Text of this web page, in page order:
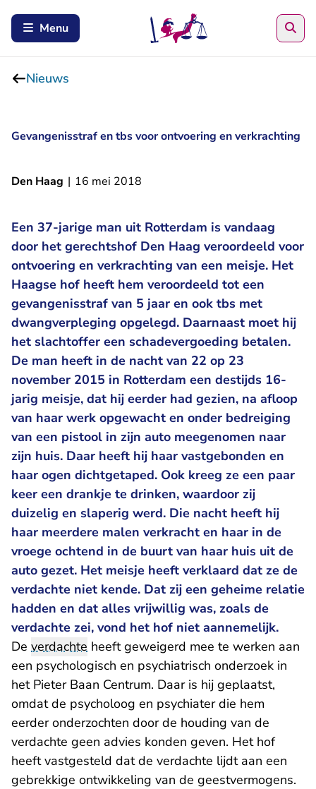
Menu
Nieuws
Gevangenisstraf en tbs voor ontvoering en verkrachting
Den Haag | 16 mei 2018
Een 37-jarige man uit Rotterdam is vandaag
door het gerechtshof Den Haag veroordeeld voor
ontvoering en verkrachting van een meisje. Het
Haagse hof heeft hem veroordeeld tot een
gevangenisstraf van 5 jaar en ook tbs met
dwangverpleging opgelegd. Daarnaast moet hij
het slachtoffer een schadevergoeding betalen.
De man heeft in de nacht van 22 op 23
november 2015 in Rotterdam een destijds 16-
jarig meisje, dat hij eerder had gezien, na afloop
van haar werk opgewacht en onder bedreiging
van een pistool in zijn auto meegenomen naar
zijn huis. Daar heeft hij haar vastgebonden en
haar ogen dichtgetaped. Ook kreeg ze een paar
keer een drankje te drinken, waardoor zij
duizelig en slaperig werd. Die nacht heeft hij
haar meerdere malen verkracht en haar in de
vroege ochtend in de buurt van haar huis uit de
auto gezet. Het meisje heeft verklaard dat ze de
verdachte niet kende. Dat zij een geheime relatie
hadden en dat alles vrijwillig was, zoals de
verdachte zei, vond het hof niet aannemelijk.
De verdachte heeft geweigerd mee te werken aan
een psychologisch en psychiatrisch onderzoek in
het Pieter Baan Centrum. Daar is hij geplaatst,
omdat de psycholoog en psychiater die hem
eerder onderzochten door de houding van de
verdachte geen advies konden geven. Het hof
heeft vastgesteld dat de verdachte lijdt aan een
gebrekkige ontwikkeling van de geestvermogens.